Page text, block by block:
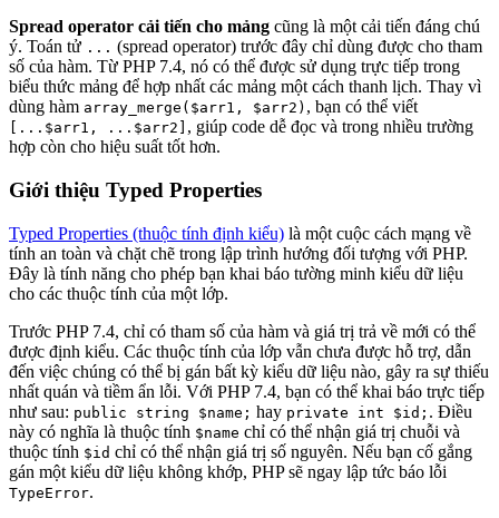
Spread operator cải tiến cho mảng cũng là một cải tiến đáng chú
ý. Toán tử ... (spread operator) trước đây chỉ dùng được cho tham
số của hàm. Từ PHP 7.4, nó có thể được sử dụng trực tiếp trong
biểu thức mảng để hợp nhất các mảng một cách thanh lịch. Thay vì
dùng hàm array_merge($arr1, $arr2) , bạn có thể viết
[...$arr1, ...$arr2] , giúp code dễ đọc và trong nhiều trường
hợp còn cho hiệu suất tốt hơn.
Giới thiệu Typed Properties
Typed Properties (thuộc tính định kiểu) là một cuộc cách mạng về
tính an toàn và chặt chẽ trong lập trình hướng đối tượng với PHP.
Đây là tính năng cho phép bạn khai báo tường minh kiểu dữ liệu
cho các thuộc tính của một lớp.
Trước PHP 7.4, chỉ có tham số của hàm và giá trị trả về mới có thể
được định kiểu. Các thuộc tính của lớp vẫn chưa được hỗ trợ, dẫn
đến việc chúng có thể bị gán bất kỳ kiểu dữ liệu nào, gây ra sự thiếu
nhất quán và tiềm ẩn lỗi. Với PHP 7.4, bạn có thể khai báo trực tiếp
như sau: public string $name; hay private int $id; . Điều
này có nghĩa là thuộc tính $name chỉ có thể nhận giá trị chuỗi và
thuộc tính $id chỉ có thể nhận giá trị số nguyên. Nếu bạn cố gắng
gán một kiểu dữ liệu không khớp, PHP sẽ ngay lập tức báo lỗi
TypeError.